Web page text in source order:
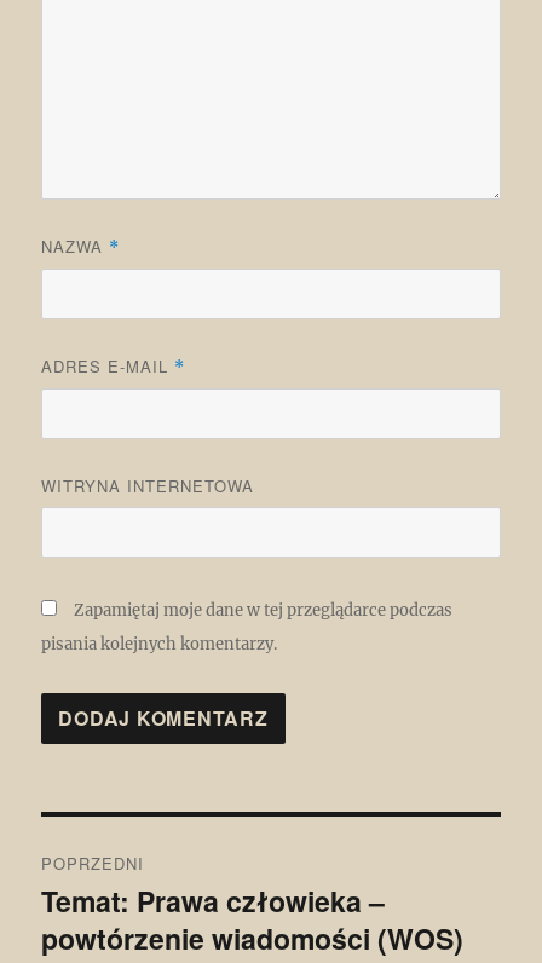
NAZWA *
ADRES E-MAIL *
WITRYNA INTERNETOWA
Zapamiętaj moje dane w tej przeglądarce podczas
pisania kolejnych komentarzy.
wpisu
POPRZEDNI
Poprzedni
wpis:
Temat: Prawa człowieka –
powtórzenie wiadomości (WOS)